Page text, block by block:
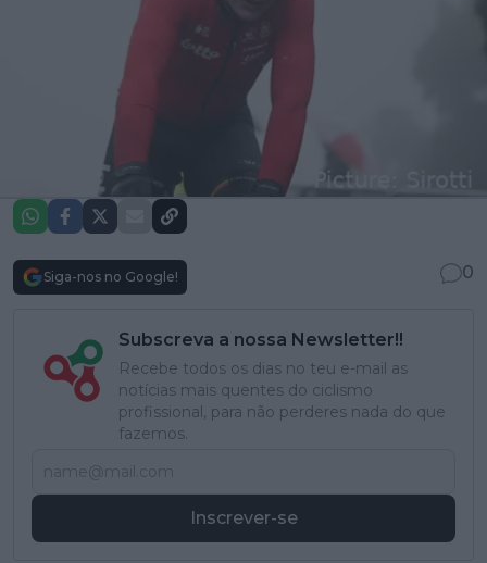
Siga-nos no Google! 0
Subscreva a nossa Newsletter!!
Recebe todos os dias no teu e-mail as
notícias mais quentes do ciclismo
profissional, para não perderes nada do que
fazemos.
Inscrever-se